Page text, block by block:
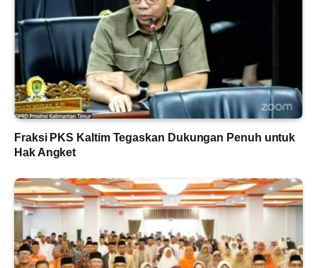
Fraksi PKS Kaltim Tegaskan Dukungan Penuh untuk
Hak Angket